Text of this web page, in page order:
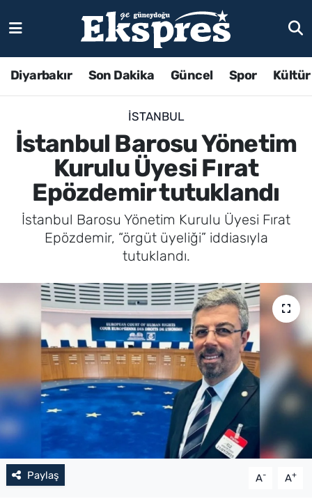
Diyarbakır Son Dakika Güncel Spor
İSTANBUL
İstanbul Barosu Yönetim
Kurulu Üyesi Fırat
Epözdemir tutuklandı
İstanbul Barosu Yönetim Kurulu Üyesi Fırat
Epözdemir, “örgüt üyeliği” iddiasıyla
tutuklandı.
Paylaş A- A+